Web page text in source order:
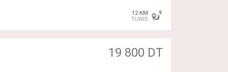
12 KM
TUNIS
19 800 DT